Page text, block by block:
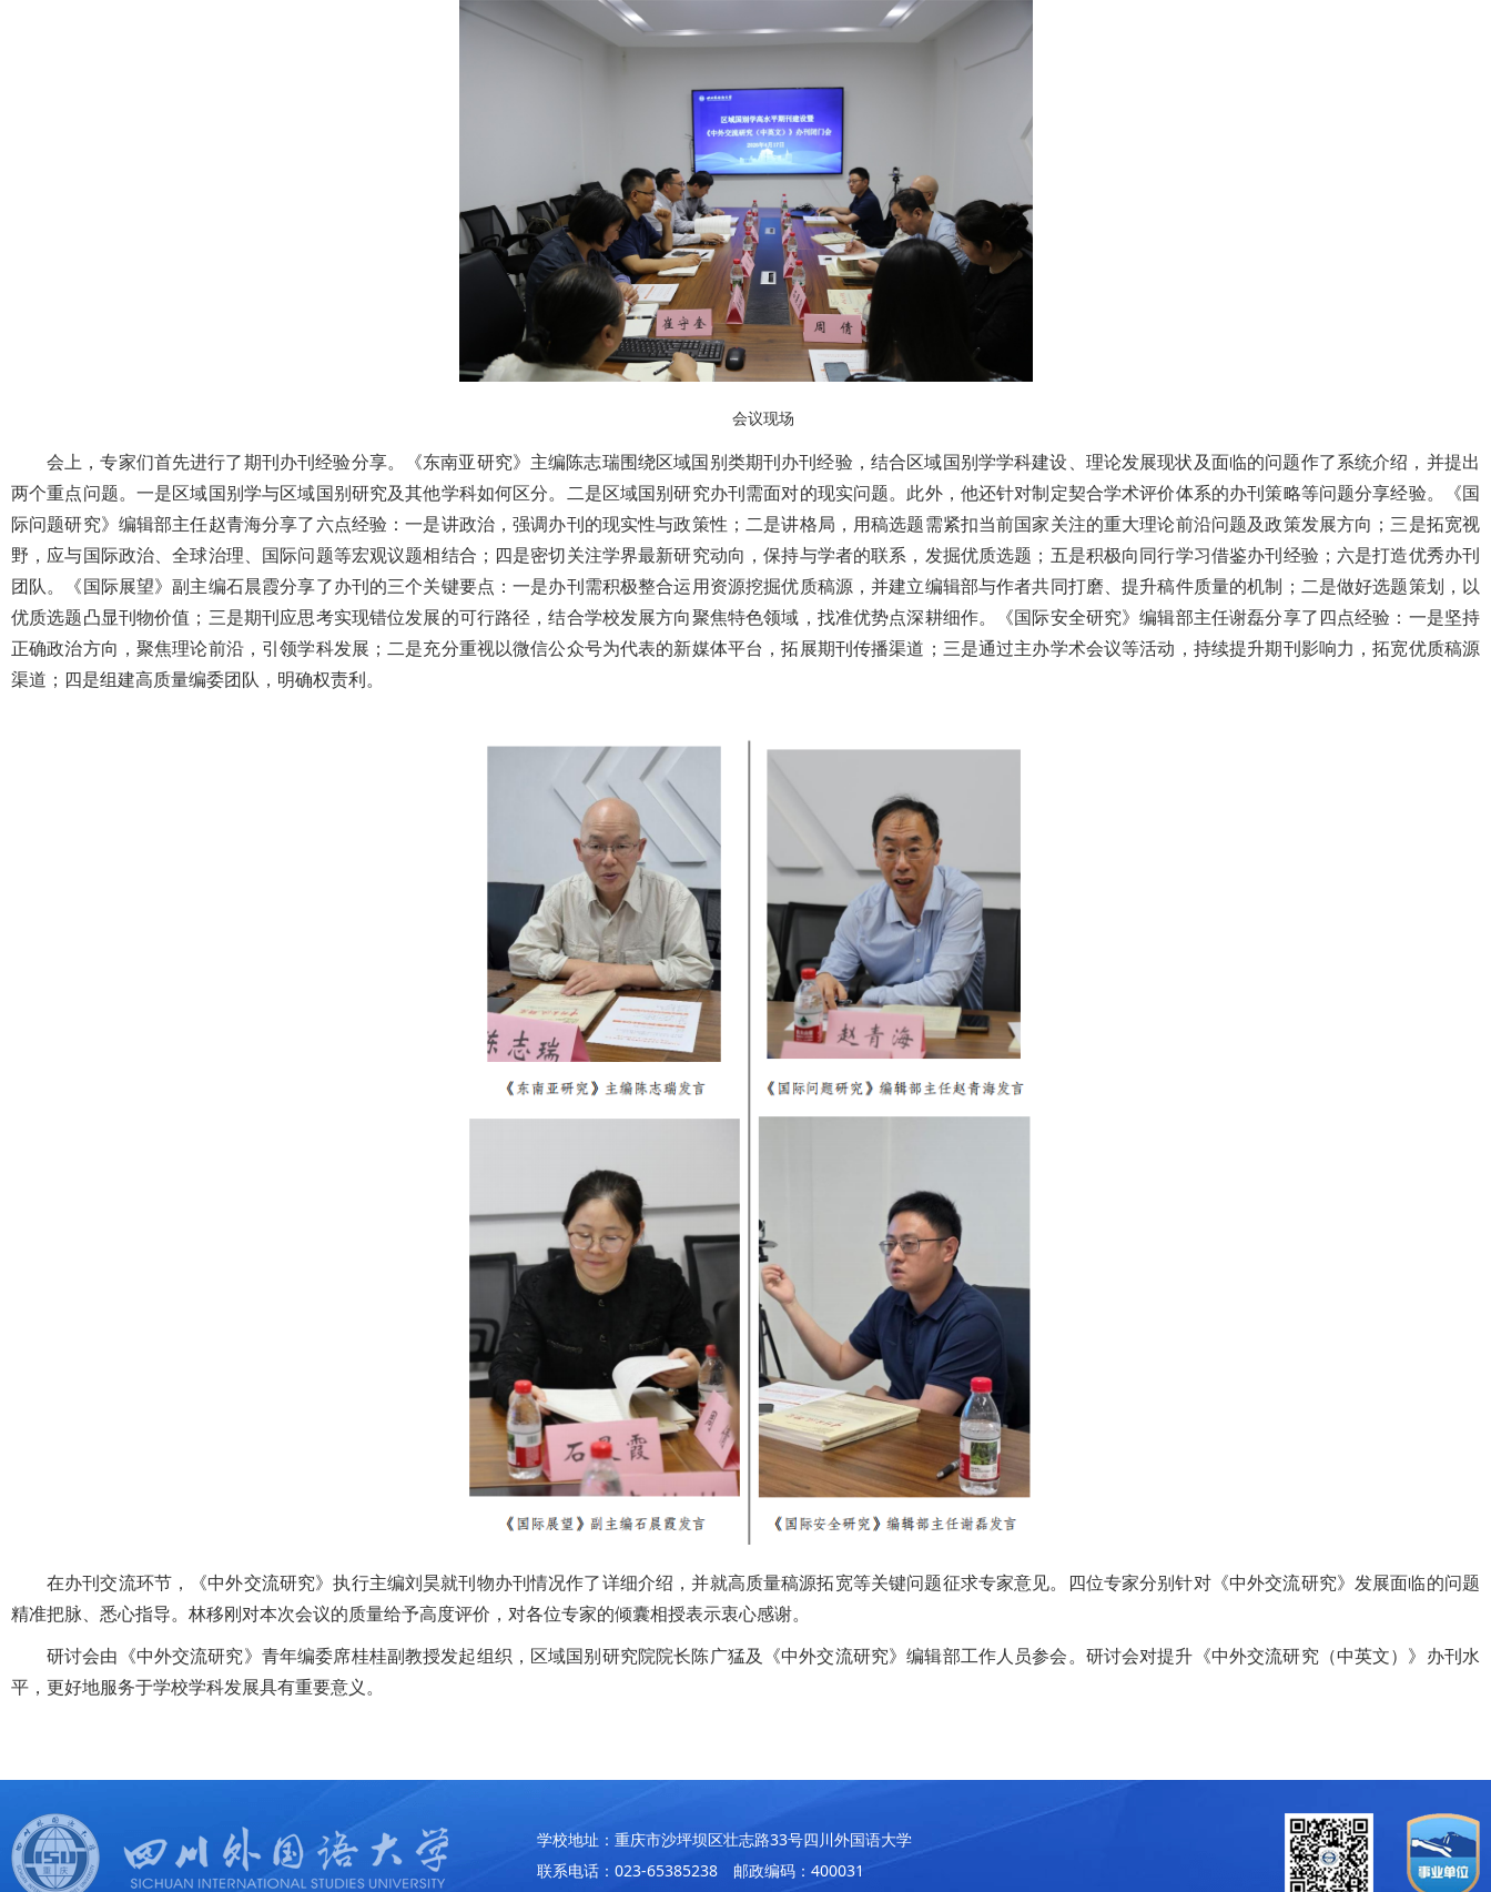
会议现场
会上，专家们首先进行了期刊办刊经验分享。《东南亚研究》主编陈志瑞围绕区域国别类期刊办刊经验，结合区域国别学学科建设、理论发展现状及面临的问题作了系统介绍，并提出
两个重点问题。一是区域国别学与区域国别研究及其他学科如何区分。二是区域国别研究办刊需面对的现实问题。此外，他还针对制定契合学术评价体系的办刊策略等问题分享经验。《国
际问题研究》编辑部主任赵青海分享了六点经验：一是讲政治，强调办刊的现实性与政策性；二是讲格局，用稿选题需紧扣当前国家关注的重大理论前沿问题及政策发展方向；三是拓宽视
野，应与国际政治、全球治理、国际问题等宏观议题相结合；四是密切关注学界最新研究动向，保持与学者的联系，发掘优质选题；五是积极向同行学习借鉴办刊经验；六是打造优秀办刊
团队。《国际展望》副主编石晨霞分享了办刊的三个关键要点：一是办刊需积极整合运用资源挖掘优质稿源，并建立编辑部与作者共同打磨、提升稿件质量的机制；二是做好选题策划，以
优质选题凸显刊物价值；三是期刊应思考实现错位发展的可行路径，结合学校发展方向聚焦特色领域，找准优势点深耕细作。《国际安全研究》编辑部主任谢磊分享了四点经验：一是坚持
正确政治方向，聚焦理论前沿，引领学科发展；二是充分重视以微信公众号为代表的新媒体平台，拓展期刊传播渠道；三是通过主办学术会议等活动，持续提升期刊影响力，拓宽优质稿源
渠道；四是组建高质量编委团队，明确权责利。
在办刊交流环节，《中外交流研究》执行主编刘昊就刊物办刊情况作了详细介绍，并就高质量稿源拓宽等关键问题征求专家意见。四位专家分别针对《中外交流研究》发展面临的问题
精准把脉、悉心指导。林移刚对本次会议的质量给予高度评价，对各位专家的倾囊相授表示衷心感谢。
研讨会由《中外交流研究》青年编委席桂桂副教授发起组织，区域国别研究院院长陈广猛及《中外交流研究》编辑部工作人员参会。研讨会对提升《中外交流研究（中英文）》办刊水
平，更好地服务于学校学科发展具有重要意义。
学校地址：重庆市沙坪坝区壮志路33号四川外国语大学
联系电话：023-65385238 邮政编码：400031